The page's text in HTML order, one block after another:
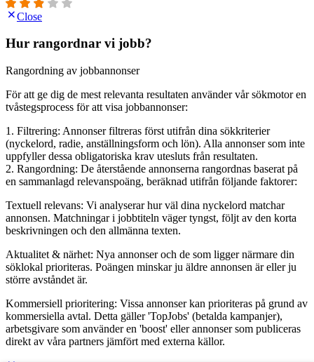
Close
Hur rangordnar vi jobb?
Rangordning av jobbannonser
För att ge dig de mest relevanta resultaten använder vår sökmotor en
tvåstegsprocess för att visa jobbannonser:
1. Filtrering: Annonser filtreras först utifrån dina sökkriterier
(nyckelord, radie, anställningsform och lön). Alla annonser som inte
uppfyller dessa obligatoriska krav utesluts från resultaten.
2. Rangordning: De återstående annonserna rangordnas baserat på
en sammanlagd relevanspoäng, beräknad utifrån följande faktorer:
Textuell relevans: Vi analyserar hur väl dina nyckelord matchar
annonsen. Matchningar i jobbtiteln väger tyngst, följt av den korta
beskrivningen och den allmänna texten.
Aktualitet & närhet: Nya annonser och de som ligger närmare din
söklokal prioriteras. Poängen minskar ju äldre annonsen är eller ju
större avståndet är.
Kommersiell prioritering: Vissa annonser kan prioriteras på grund av
kommersiella avtal. Detta gäller 'TopJobs' (betalda kampanjer),
arbetsgivare som använder en 'boost' eller annonser som publiceras
direkt av våra partners jämfört med externa källor.